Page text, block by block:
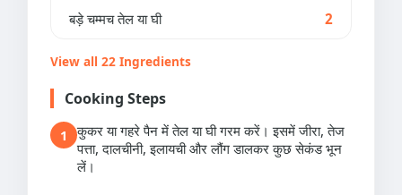
बड़े चम्मच तेल या घी 2
View all 22 Ingredients
Cooking Steps
1
कुकर या गहरे पैन में तेल या घी गरम करें। इसमें जीरा, तेज
पत्ता, दालचीनी, इलायची और लौंग डालकर कुछ सेकंड भून
लें।